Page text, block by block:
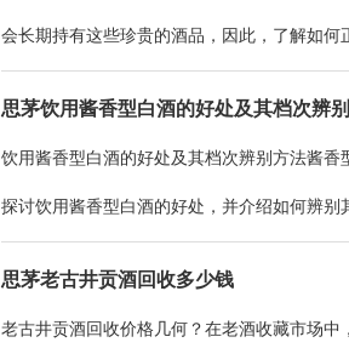
会长期持有这些珍贵的酒品，因此，了解如何
思茅饮用酱香型白酒的好处及其档次辨
饮用酱香型白酒的好处及其档次辨别方法酱
探讨饮用酱香型白酒的好处，并介绍如何辨别
思茅老古井贡酒回收多少钱
老古井贡酒回收价格几何？在老酒收藏市场